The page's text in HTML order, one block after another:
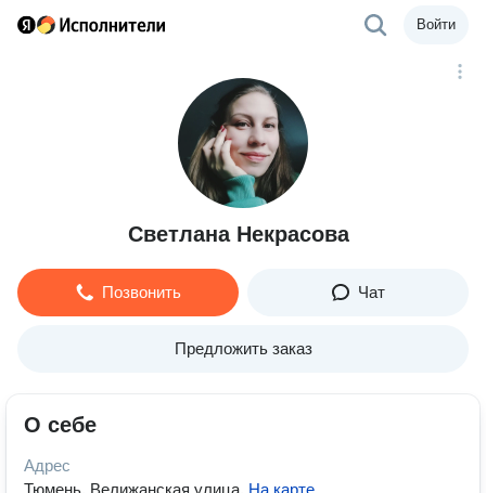
Войти
Светлана Некрасова
Позвонить Чат
Предложить заказ
О себе
Адрес
Тюмень, Велижанская улица. На карте